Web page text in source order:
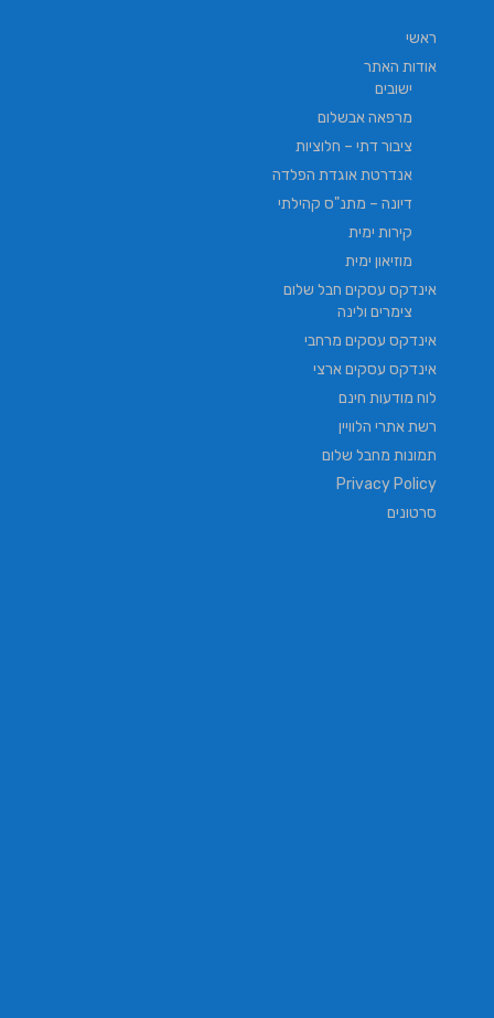
ראשי
אודות האתר
ישובים
מרפאה אבשלום
ציבור דתי – חלוציות
אנדרטת אוגדת הפלדה
דיונה – מתנ"ס קהילתי
קירות ימית
מוזיאון ימית
אינדקס עסקים חבל שלום
צימרים ולינה
אינדקס עסקים מרחבי
אינדקס עסקים ארצי
לוח מודעות חינם
רשת אתרי הלוויין
תמונות מחבל שלום
Privacy Policy
סרטונים